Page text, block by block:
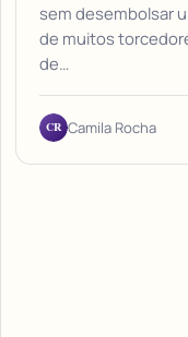
sem desembolsar
de muitos
de…
CR Camila Rocha